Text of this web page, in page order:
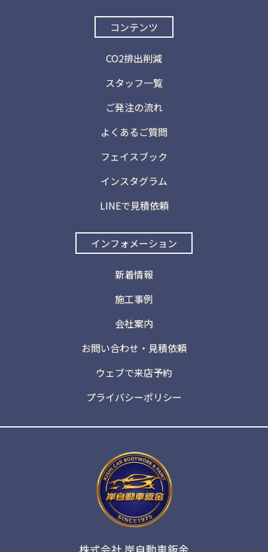
コンテンツ
CO2排出削減
スタッフ一覧
ご発注の流れ
よくあるご質問
フェイスブック
インスタグラム
LINEで見積依頼
インフォメーション
新着情報
施工事例
会社案内
お問い合わせ・見積依頼
ウェブで来店予約
プライバシーポリシー